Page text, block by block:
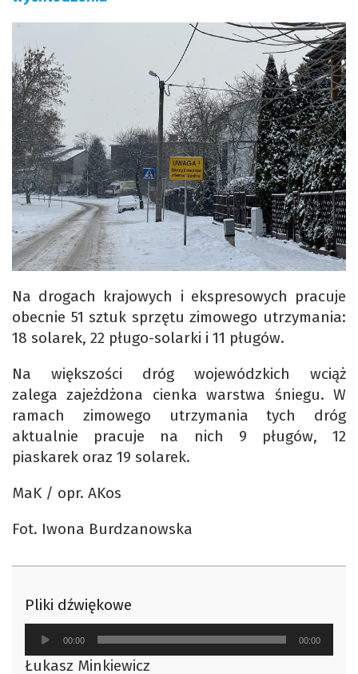
Na drogach krajowych i ekspresowych pracuje
obecnie 51 sztuk sprzętu zimowego utrzymania:
18 solarek, 22 pługo-solarki i 11 pługów.
Na większości dróg wojewódzkich wciąż
zalega zajeżdżona cienka warstwa śniegu. W
ramach zimowego utrzymania tych dróg
aktualnie pracuje na nich 9 pługów, 12
piaskarek oraz 19 solarek.
MaK / opr. AKos
Fot. Iwona Burdzanowska
Pliki dźwiękowe
Odtwarzacz
plików
00:00 00:00
Łukasz Minkiewicz